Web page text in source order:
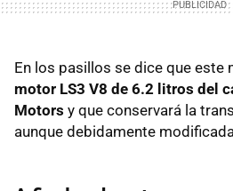
En los pasillos se dice que este
motor LS3 V8 de 6.2 litros del
Motors y que conservará la
aunque debidamente